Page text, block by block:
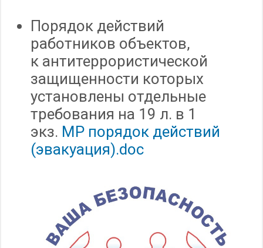
Порядок действий
работников объектов,
к антитеррористической
защищенности которых
установлены отдельные
требования на 19 л. в 1
экз. МР порядок действий
(эвакуация).doc